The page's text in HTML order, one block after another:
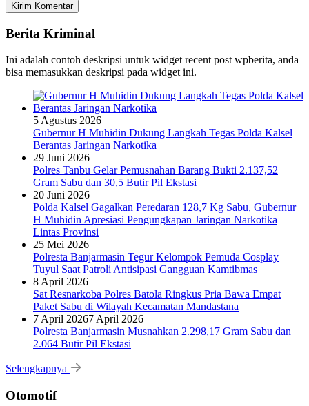
Berita Kriminal
Ini adalah contoh deskripsi untuk widget recent post wpberita, anda
bisa memasukkan deskripsi pada widget ini.
5 Agustus 2026
Gubernur H Muhidin Dukung Langkah Tegas Polda Kalsel
Berantas Jaringan Narkotika
29 Juni 2026
Polres Tanbu Gelar Pemusnahan Barang Bukti 2.137,52
Gram Sabu dan 30,5 Butir Pil Ekstasi
20 Juni 2026
Polda Kalsel Gagalkan Peredaran 128,7 Kg Sabu, Gubernur
H Muhidin Apresiasi Pengungkapan Jaringan Narkotika
Lintas Provinsi
25 Mei 2026
Polresta Banjarmasin Tegur Kelompok Pemuda Cosplay
Tuyul Saat Patroli Antisipasi Gangguan Kamtibmas
8 April 2026
Sat Resnarkoba Polres Batola Ringkus Pria Bawa Empat
Paket Sabu di Wilayah Kecamatan Mandastana
7 April 20267 April 2026
Polresta Banjarmasin Musnahkan 2.298,17 Gram Sabu dan
2.064 Butir Pil Ekstasi
Selengkapnya
Otomotif